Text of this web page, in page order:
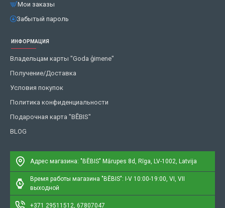
Мои заказы
Забытый пароль
ИНФОРМАЦИЯ
Владельцам карты "Goda ģimene"
Получение/Доставка
Условия покупок
Политика конфиденциальности
Подарочная карта "BĒBIS"
BLOG
Адрес магазина: "BĒBIS" Mārupes 8d, Rīga, LV-1002, Latvija
Время работы магазина "BĒBIS": I-V 10:00-19:00, VI, VII
выходной
+371 29511512, 67807047